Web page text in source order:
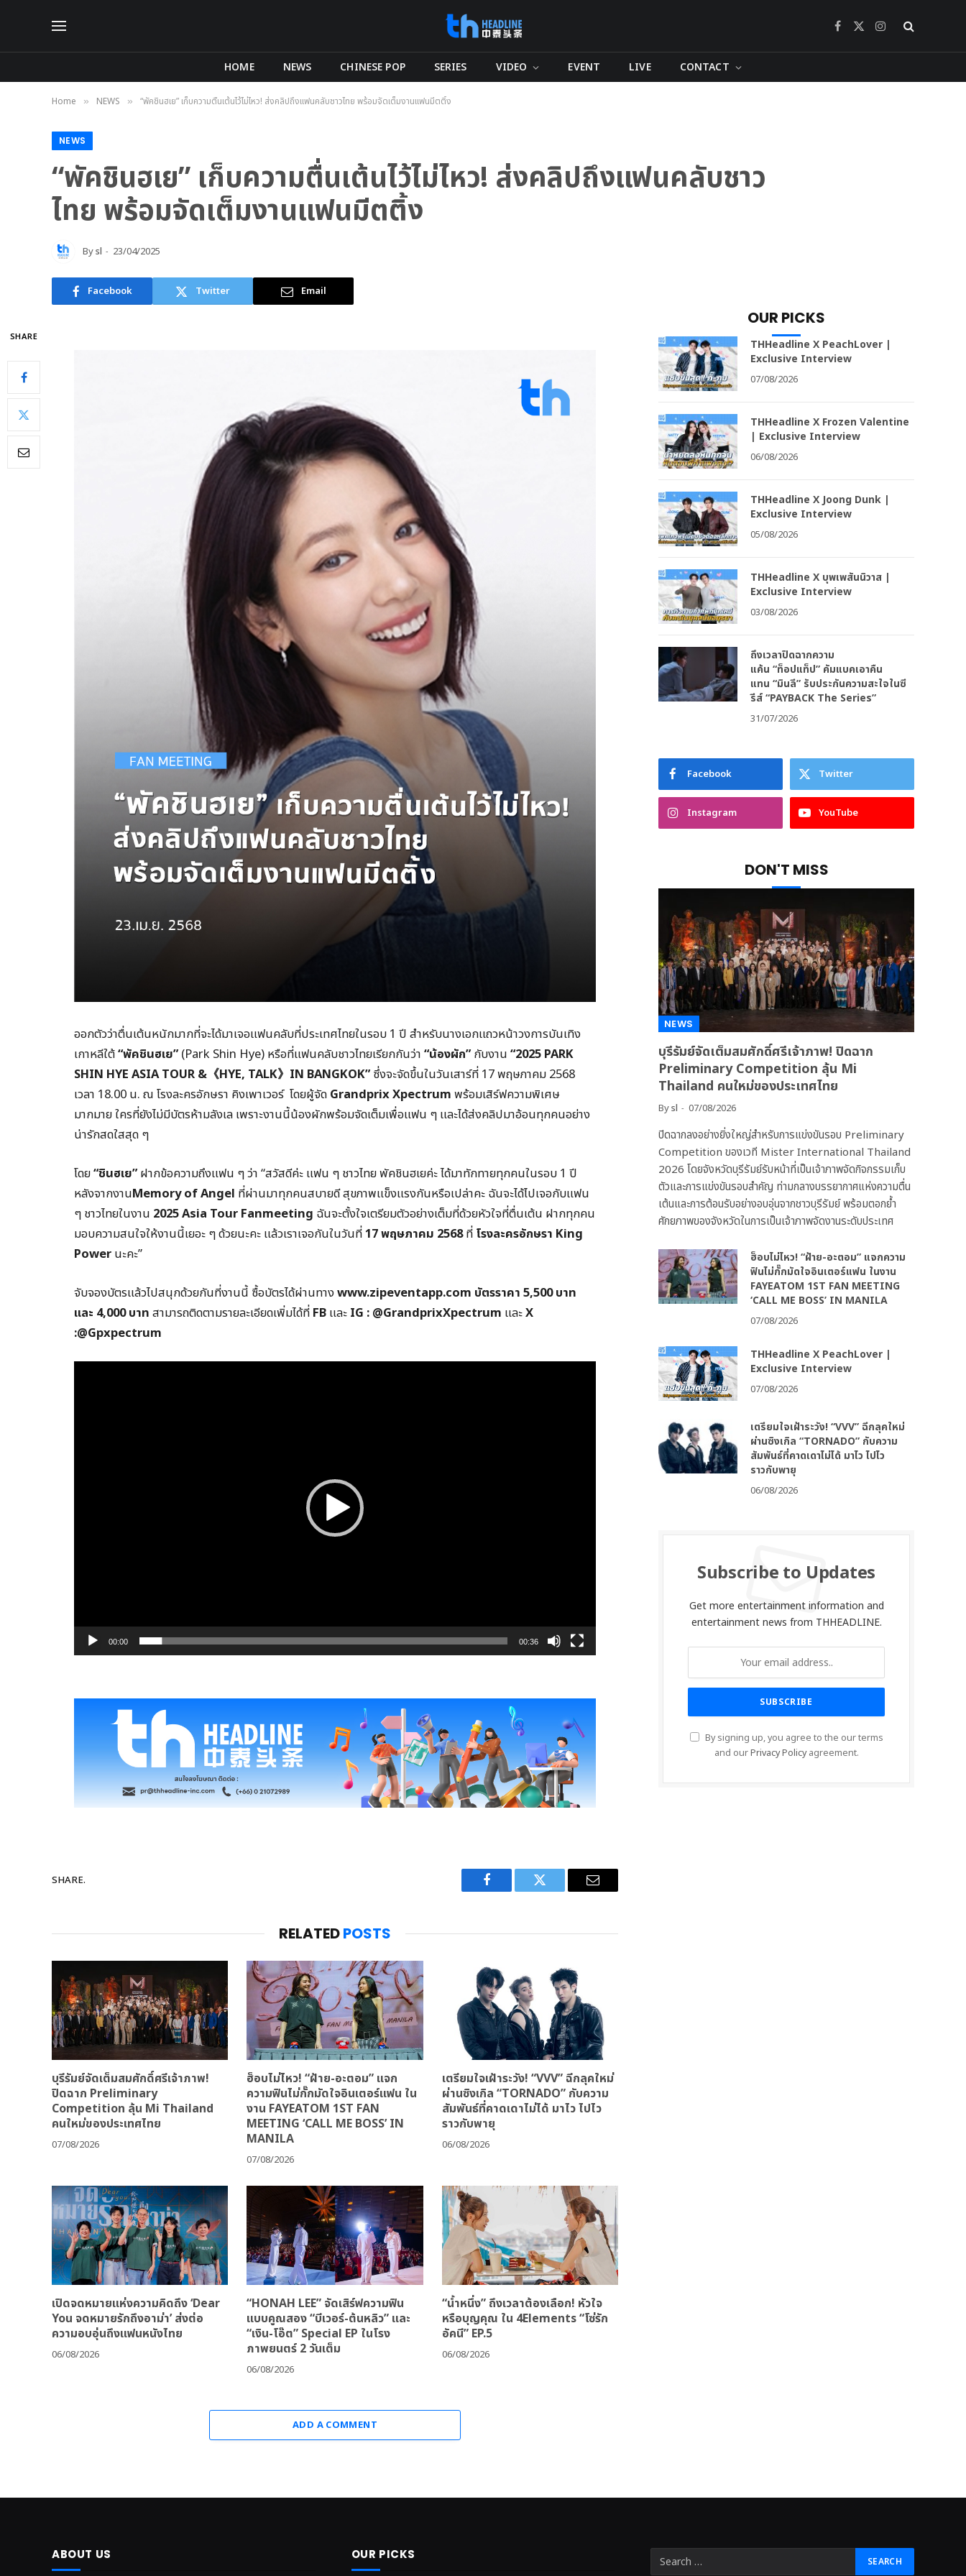
Facebook
X
Instagram
HOME NEWS CHINESE POP SERIES VIDEO EVENT LIVE CONTACT
Home » NEWS » “พัคชินฮเย” เก็บความตื่นเต้นไว้ไม่ไหว! ส่งคลิปถึงแฟนคลับชาวไทย พร้อมจัดเต็มงานแฟนมีตติ้ง
NEWS
“พัคชินฮเย” เก็บความตื่นเต้นไว้ไม่ไหว! ส่งคลิปถึงแฟนคลับชาว
ไทย พร้อมจัดเต็มงานแฟนมีตติ้ง
Bysl 23/04/2025
Facebook Twitter Email
SHARE
ออกตัวว่าตื่นเต้นหนักมากที่จะได้มาเจอแฟนคลับที่ประเทศไทยในรอบ 1 ปี สำหรับนางเอกแถวหน้าวงการบันเทิง
เกาหลีใต้“พัคชินฮเย” (Park Shin Hye) หรือที่แฟนคลับชาวไทยเรียกกันว่า “น้องผัก” กับงาน “2025 PARK
SHIN HYE ASIA TOUR & 《HYE, TALK》IN BANGKOK” ซึ่งจะจัดขึ้นในวันเสาร์ที่ 17 พฤษภาคม 2568
เวลา 18.00 น. ณ โรงละครอักษรา คิงเพาเวอร์ โดยผู้จัด Grandprix Xpectrum พร้อมเสิร์ฟความพิเศษ
มากมาย ใครที่ยังไม่มีบัตรห้ามลังเล เพราะงานนี้น้องผักพร้อมจัดเต็มเพื่อแฟน ๆ และได้ส่งคลิปมาอ้อนทุกคนอย่าง
น่ารักสดใสสุด ๆ
โดย“ชินฮเย” ฝากข้อความถึงแฟน ๆ ว่า “สวัสดีค่ะ แฟน ๆ ชาวไทย พัคชินฮเยค่ะ ได้มาทักทายทุกคนในรอบ 1 ปี
หลังจากงานMemory of Angel ที่ผ่านมาทุกคนสบายดี สุขภาพแข็งแรงกันหรือเปล่าคะ ฉันจะได้ไปเจอกับแฟน
ๆ ชาวไทยในงาน 2025Asia Tour Fanmeeting ฉันจะตั้งใจเตรียมตัวอย่างเต็มที่ด้วยหัวใจที่ตื่นเต้น ฝากทุกคน
มอบความสนใจให้งานนี้เยอะ ๆ ด้วยนะคะ แล้วเราเจอกันในวันที่17 พฤษภาคม 2568ที่ โรงละครอักษรา King
Power นะคะ”
จับจองบัตรแล้วไปสนุกด้วยกันที่งานนี้ ซื้อบัตรได้ผ่านทางwww.zipeventapp.com บัตรราคา 5,500 บาท
และ 4,000 บาท สามารถติดตามรายละเอียดเพิ่มได้ที่ FB และ IG : @GrandprixXpectrum และX
:@Gpxpectrum
00:00 00:36
SHARE.
Facebook Twitter Email
RELATEDPOSTS
บุรีรัมย์จัดเต็มสมศักดิ์ศรีเจ้าภาพ!
ปิดฉาก Preliminary
Competition ลุ้น Mi Thailand
คนใหม่ของประเทศไทย
07/08/2026
ฮ็อบไม่ไหว! “ฝ้าย-อะตอม” แจก
ความฟินไม่กั๊กมัดใจอินเตอร์แฟน ใน
งาน FAYEATOM 1ST FAN
MEETING ‘CALL ME BOSS’ IN
MANILA
07/08/2026
เตรียมใจเฝ้าระวัง! “VVV” ฉีกลุคใหม่
ผ่านซิงเกิล “TORNADO” กับความ
สัมพันธ์ที่คาดเดาไม่ได้ มาไว ไปไว
ราวกับพายุ
06/08/2026
เปิดจดหมายแห่งความคิดถึง ‘Dear
You จดหมายรักถึงอาม่า’ ส่งต่อ
ความอบอุ่นถึงแฟนหนังไทย
06/08/2026
“HONAH LEE” จัดเสิร์ฟความฟิน
แบบคูณสอง “บีเวอร์-ต้นหลิว” และ
“เงิน-โอ๊ต” Special EP ในโรง
ภาพยนตร์ 2 วันเต็ม
06/08/2026
“น้ำหนึ่ง” ถึงเวลาต้องเลือก! หัวใจ
หรือบุญคุณ ใน 4Elements “โซ่รัก
อัคนี” EP.5
06/08/2026
ADD A COMMENT
OUR PICKS
THHeadline X PeachLover |
Exclusive Interview
07/08/2026
THHeadline X Frozen Valentine
| Exclusive Interview
06/08/2026
THHeadline X Joong Dunk |
Exclusive Interview
05/08/2026
THHeadline X บุพเพสันนิวาส |
Exclusive Interview
03/08/2026
ถึงเวลาปิดฉากความ
แค้น “ท็อปแท็ป” คัมแบคเอาคืน
แทน “มินลี” รับประกันความสะใจในซี
รีส์ “PAYBACK The Series”
31/07/2026
Facebook Twitter
Instagram YouTube
DON'T MISS
NEWS
บุรีรัมย์จัดเต็มสมศักดิ์ศรีเจ้าภาพ! ปิดฉาก
Preliminary Competition ลุ้น Mi
Thailand คนใหม่ของประเทศไทย
Bysl 07/08/2026
ปิดฉากลงอย่างยิ่งใหญ่สำหรับการแข่งขันรอบ Preliminary
Competition ของเวที Mister International Thailand
2026 โดยจังหวัดบุรีรัมย์รับหน้าที่เป็นเจ้าภาพจัดกิจกรรมเก็บ
ตัวและการแข่งขันรอบสำคัญ ท่ามกลางบรรยากาศแห่งความตื่น
เต้นและการต้อนรับอย่างอบอุ่นจากชาวบุรีรัมย์ พร้อมตอกย้ำ
ศักยภาพของจังหวัดในการเป็นเจ้าภาพจัดงานระดับประเทศ
ฮ็อบไม่ไหว! “ฝ้าย-อะตอม” แจกความ
ฟินไม่กั๊กมัดใจอินเตอร์แฟน ในงาน
FAYEATOM 1ST FAN MEETING
‘CALL ME BOSS’ IN MANILA
07/08/2026
THHeadline X PeachLover |
Exclusive Interview
07/08/2026
เตรียมใจเฝ้าระวัง! “VVV” ฉีกลุคใหม่
ผ่านซิงเกิล “TORNADO” กับความ
สัมพันธ์ที่คาดเดาไม่ได้ มาไว ไปไว
ราวกับพายุ
06/08/2026
Subscribe to Updates
Get more entertainment information and
entertainment news from THHEADLINE.
By signing up, you agree to the our terms
and ourPrivacy Policyagreement.
ABOUT US OUR PICKS